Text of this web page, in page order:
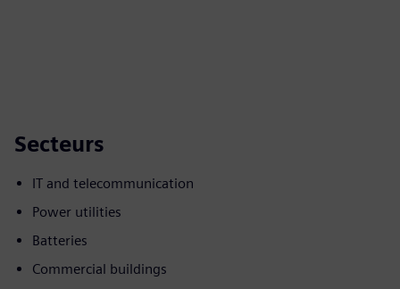
Secteurs
IT and telecommunication
Power utilities
Batteries
Commercial buildings